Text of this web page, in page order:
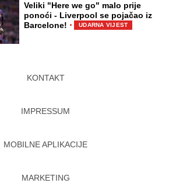
Veliki "Here we go" malo prije
ponoći - Liverpool se pojačao iz
Barcelone! · UDARNA VIJEST
KONTAKT
IMPRESSUM
MOBILNE APLIKACIJE
MARKETING